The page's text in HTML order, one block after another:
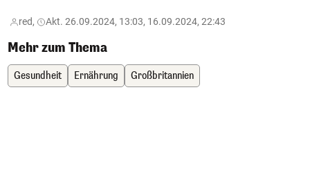
red, Akt. 26.09.2024, 13:03, 16.09.2024, 22:43
Mehr zum Thema
Gesundheit Ernährung Großbritannien